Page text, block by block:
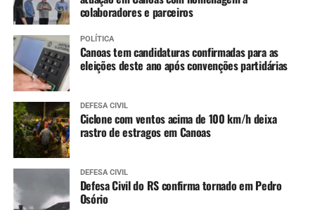
colaboradores e parceiros
POLÍTICA
Canoas tem candidaturas confirmadas para as
eleições deste ano após convenções partidárias
DEFESA CIVIL
Ciclone com ventos acima de 100 km/h deixa
rastro de estragos em Canoas
DEFESA CIVIL
Defesa Civil do RS confirma tornado em Pedro
Osório